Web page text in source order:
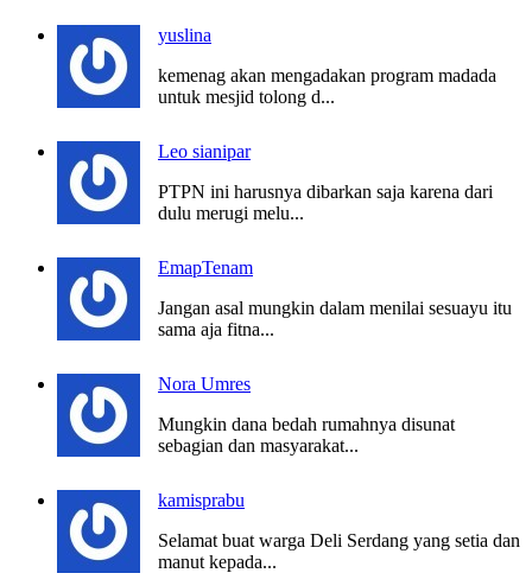
yuslina
kemenag akan mengadakan program madada
untuk mesjid tolong d...
Leo sianipar
PTPN ini harusnya dibarkan saja karena dari
dulu merugi melu...
EmapTenam
Jangan asal mungkin dalam menilai sesuayu itu
sama aja fitna...
Nora Umres
Mungkin dana bedah rumahnya disunat
sebagian dan masyarakat...
kamisprabu
Selamat buat warga Deli Serdang yang setia dan
manut kepada...